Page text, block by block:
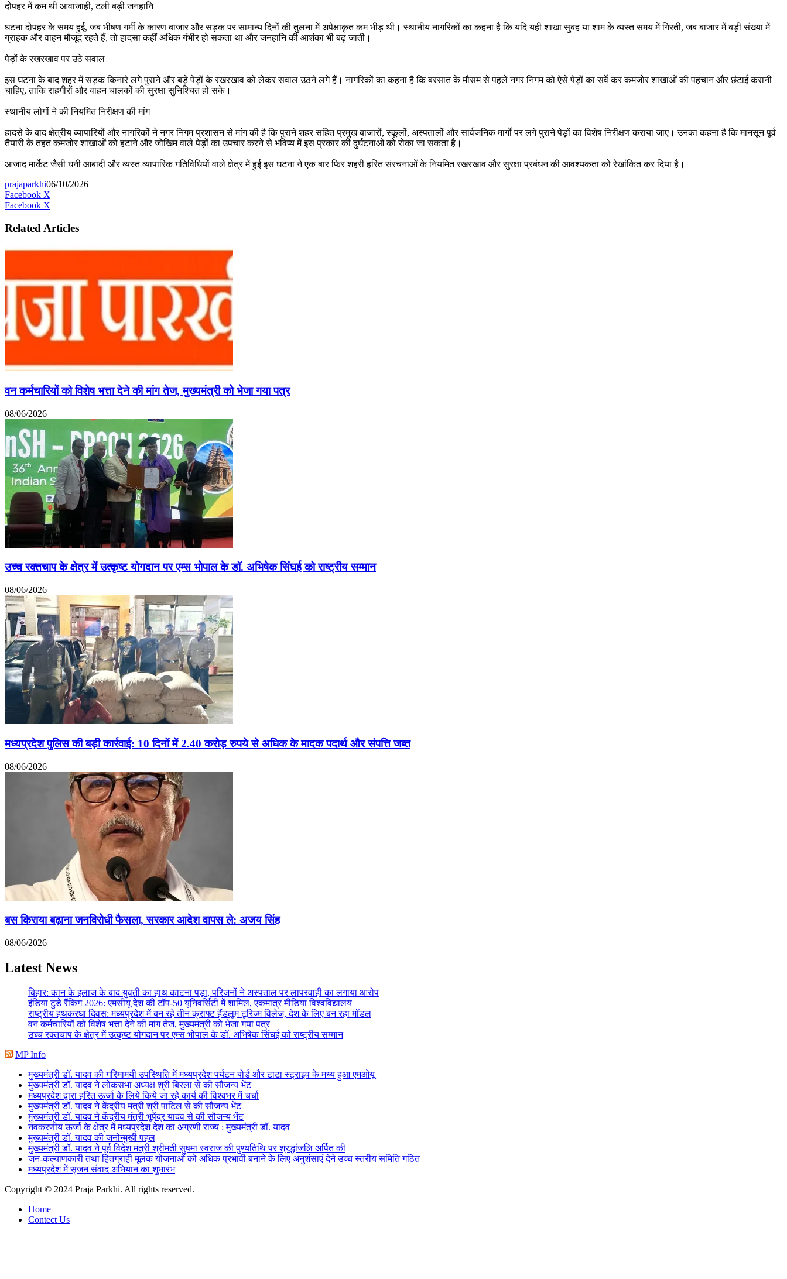
दोपहर में कम थी आवाजाही, टली बड़ी जनहानि
घटना दोपहर के समय हुई, जब भीषण गर्मी के कारण बाजार और सड़क पर सामान्य दिनों की तुलना में अपेक्षाकृत कम भीड़ थी। स्थानीय नागरिकों का कहना है कि यदि यही शाखा सुबह या शाम के व्यस्त समय में गिरती, जब बाजार में बड़ी संख्या में
ग्राहक और वाहन मौजूद रहते हैं, तो हादसा कहीं अधिक गंभीर हो सकता था और जनहानि की आशंका भी बढ़ जाती।
पेड़ों के रखरखाव पर उठे सवाल
इस घटना के बाद शहर में सड़क किनारे लगे पुराने और बड़े पेड़ों के रखरखाव को लेकर सवाल उठने लगे हैं। नागरिकों का कहना है कि बरसात के मौसम से पहले नगर निगम को ऐसे पेड़ों का सर्वे कर कमजोर शाखाओं की पहचान और छंटाई करानी
चाहिए, ताकि राहगीरों और वाहन चालकों की सुरक्षा सुनिश्चित हो सके।
स्थानीय लोगों ने की नियमित निरीक्षण की मांग
हादसे के बाद क्षेत्रीय व्यापारियों और नागरिकों ने नगर निगम प्रशासन से मांग की है कि पुराने शहर सहित प्रमुख बाजारों, स्कूलों, अस्पतालों और सार्वजनिक मार्गों पर लगे पुराने पेड़ों का विशेष निरीक्षण कराया जाए। उनका कहना है कि मानसून पूर्व
तैयारी के तहत कमजोर शाखाओं को हटाने और जोखिम वाले पेड़ों का उपचार करने से भविष्य में इस प्रकार की दुर्घटनाओं को रोका जा सकता है।
आजाद मार्केट जैसी घनी आबादी और व्यस्त व्यापारिक गतिविधियों वाले क्षेत्र में हुई इस घटना ने एक बार फिर शहरी हरित संरचनाओं के नियमित रखरखाव और सुरक्षा प्रबंधन की आवश्यकता को रेखांकित कर दिया है।
prajaparkhi06/10/2026
Facebook X
Facebook X
Related Articles
वन कर्मचारियों को विशेष भत्ता देने की मांग तेज, मुख्यमंत्री को भेजा गया पत्र
08/06/2026
उच्च रक्तचाप के क्षेत्र में उत्कृष्ट योगदान पर एम्स भोपाल के डॉ. अभिषेक सिंघई को राष्ट्रीय सम्मान
08/06/2026
मध्यप्रदेश पुलिस की बड़ी कार्रवाई: 10 दिनों में 2.40 करोड़ रुपये से अधिक के मादक पदार्थ और संपत्ति जब्त
08/06/2026
बस किराया बढ़ाना जनविरोधी फैसला, सरकार आदेश वापस ले: अजय सिंह
08/06/2026
Latest News
बिहार: कान के इलाज के बाद युवती का हाथ काटना पड़ा, परिजनों ने अस्पताल पर लापरवाही का लगाया आरोप
इंडिया टुडे रैंकिंग 2026: एमसीयू देश की टॉप-50 यूनिवर्सिटी में शामिल, एकमात्र मीडिया विश्वविद्यालय
राष्ट्रीय हथकरघा दिवस: मध्यप्रदेश में बन रहे तीन क्राफ्ट हैंडलूम टूरिज्म विलेज, देश के लिए बन रहा मॉडल
वन कर्मचारियों को विशेष भत्ता देने की मांग तेज, मुख्यमंत्री को भेजा गया पत्र
उच्च रक्तचाप के क्षेत्र में उत्कृष्ट योगदान पर एम्स भोपाल के डॉ. अभिषेक सिंघई को राष्ट्रीय सम्मान
MP Info
मुख्यमंत्री डॉ. यादव की गरिमामयी उपस्थिति में मध्यप्रदेश पर्यटन बोर्ड और टाटा स्ट्राइव के मध्य हुआ एमओयू
मुख्यमंत्री डॉ. यादव ने लोकसभा अध्यक्ष श्री बिरला से की सौजन्य भेंट
मध्यप्रदेश द्वारा हरित ऊर्जा के लिये किये जा रहे कार्य की विश्वभर में चर्चा
मुख्यमंत्री डॉ. यादव ने केंद्रीय मंत्री श्री पाटिल से की सौजन्य भेंट
मुख्यमंत्री डॉ. यादव ने केंद्रीय मंत्री भूपेंद्र यादव से की सौजन्य भेंट
नवकरणीय ऊर्जा के क्षेत्र में मध्यप्रदेश देश का अग्रणी राज्य : मुख्यमंत्री डॉ. यादव
मुख्यमंत्री डॉ. यादव की जनोन्मुखी पहल
मुख्यमंत्री डॉ. यादव ने पूर्व विदेश मंत्री श्रीमती सुषमा स्वराज की पुण्यतिथि पर श्रद्धांजलि अर्पित की
जन-कल्याणकारी तथा हितग्राही मूलक योजनाओं को अधिक प्रभावी बनाने के लिए अनुशंसाएं देने उच्च स्तरीय समिति गठित
मध्यप्रदेश में सृजन संवाद अभियान का शुभारंभ
Copyright © 2024 Praja Parkhi. All rights reserved.
Home
Contect Us